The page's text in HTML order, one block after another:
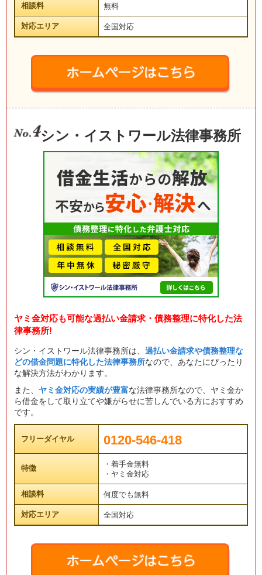
相談料 無料
対応エリア 全国対応
シン・イストワール法律事務所
ヤミ金対応も可能な過払い金請求・債務整理に特化した法
律事務所!
シン・イストワール法律事務所は、 過払い金請求や債務整理な
どの借金問題に特化した法律事務所なので、あなたにぴったり
な解決方法がわかります。
また、 ヤミ金対応の実績が豊富な法律事務所なので、ヤミ金か
ら借金をして取り立てや嫌がらせに苦しんでいる方におすすめ
です。
フリーダイヤル 0120-546-418
特徴
・着手金無料
・ヤミ金対応
相談料 何度でも無料
対応エリア 全国対応